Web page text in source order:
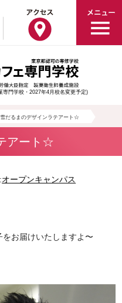
専門学校・2027年4月校名変更予定)
だるまのデザインラテアート☆
アート☆
オープンキャンパス
をお届けいたしますよ〜